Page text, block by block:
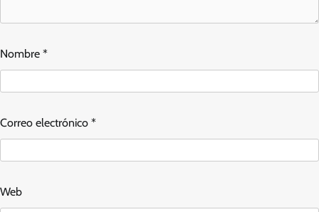
Nombre *
Correo electrónico *
Web